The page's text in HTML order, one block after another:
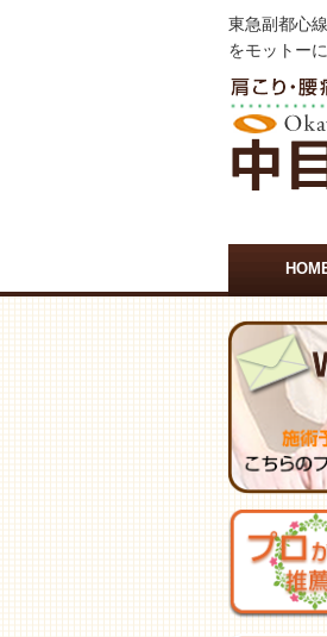
東急副都心
をモットー